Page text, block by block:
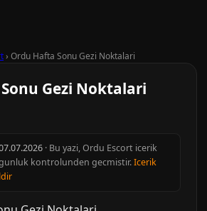
› Ordu Hafta Sonu Gezi Noktalari
Gezi Noktalari
· Bu yazi, Ordu Escort icerik
kontrolunden gecmistir.Icerik